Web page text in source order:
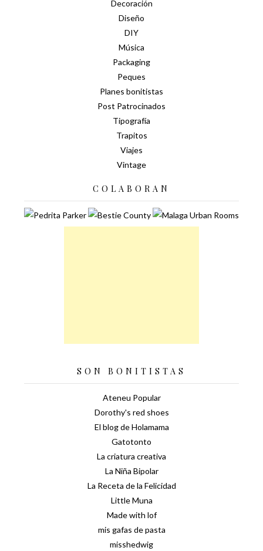
Decoración
Diseño
DIY
Música
Packaging
Peques
Planes bonitistas
Post Patrocinados
Tipografía
Trapitos
Viajes
Vintage
COLABORAN
SON BONITISTAS
Ateneu Popular
Dorothy's red shoes
El blog de Holamama
Gatotonto
La criatura creativa
La Niña Bipolar
La Receta de la Felicidad
Little Muna
Made with lof
mis gafas de pasta
misshedwig